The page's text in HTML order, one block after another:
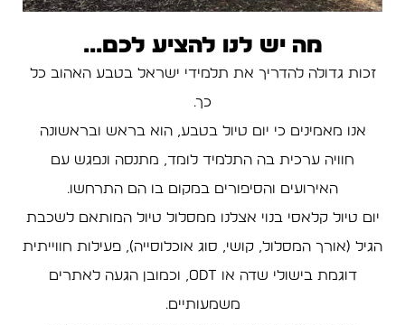
מה יש לנו להציע לכם...
זכות גדולה להדריך את תלמידי ישראל בטבע האהוב כל
כך.
אנו מאמינים כי יום טיול בטבע, הוא בראש ובראשונה
חוויה ערכית בה התלמיד לומד, מתנסה ונפגש עם
האירועים והסיפורים במקום בו הם התרחשו.
יום טיול קלאסי בנוי אצלנו ממסלול טיול המותאם לשכבת
הגיל (אורך המסלול, קושי, סוג אוכלוסייה), פעילות חווייתית
דוגמת בישולי שדה או ODT, וכמובן הגעה לאתרים
משמעותיים.